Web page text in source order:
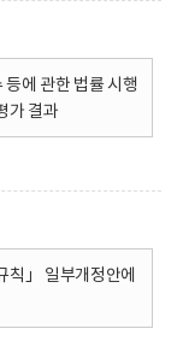
등에 관한 법률 시행
가 결과
칙」 일부개정안에